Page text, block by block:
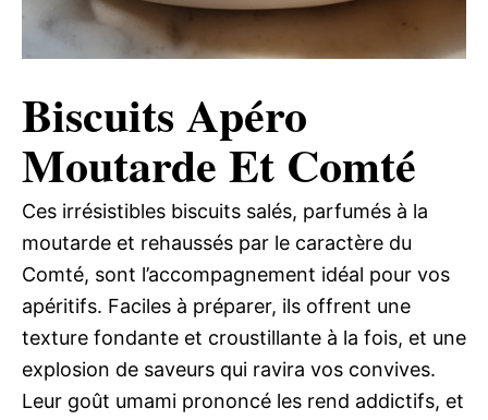
Biscuits Apéro
Moutarde Et Comté
Ces irrésistibles biscuits salés, parfumés à la
moutarde et rehaussés par le caractère du
Comté, sont l’accompagnement idéal pour vos
apéritifs. Faciles à préparer, ils offrent une
texture fondante et croustillante à la fois, et une
explosion de saveurs qui ravira vos convives.
Leur goût umami prononcé les rend addictifs, et